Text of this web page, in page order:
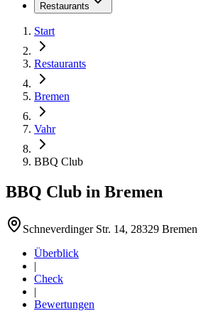
Restaurants
Start
Restaurants
Bremen
Vahr
BBQ Club
BBQ Club in Bremen
Schneverdinger Str. 14, 28329 Bremen
Überblick
|
Check
|
Bewertungen